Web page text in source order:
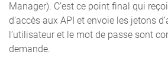
Manager). C’est ce point final qui
d’accès aux API et envoie les jetons
l’utilisateur et le mot de passe sont
demande.